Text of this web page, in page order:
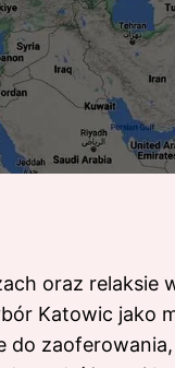
oraz relaksie
Katowic jako
do